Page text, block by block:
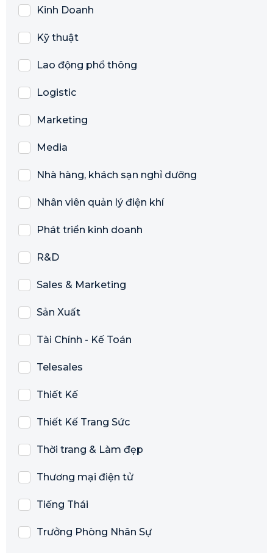
Kinh Doanh
Kỹ thuật
Lao động phổ thông
Logistic
Marketing
Media
Nhà hàng, khách sạn nghỉ dưỡng
Nhân viên quản lý điện khí
Phát triển kinh doanh
R&D
Sales & Marketing
Sản Xuất
Tài Chính - Kế Toán
Telesales
Thiết Kế
Thiết Kế Trang Sức
Thời trang & Làm đẹp
Thương mại điện tử
Tiếng Thái
Trưởng Phòng Nhân Sự